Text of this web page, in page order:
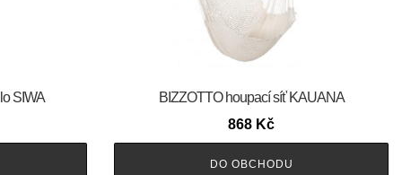
SIWA
BIZZOTTO houpací síť KAUANA
868 Kč
DO OBCHODU